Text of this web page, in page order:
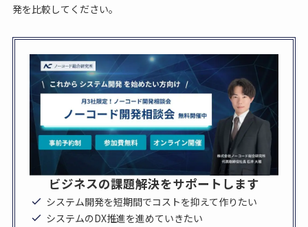
発を比較してください。
ビジネスの課題解決をサポートします
システム開発を短期間でコストを抑えて作りたい
システムのDX推進を進めていきたい